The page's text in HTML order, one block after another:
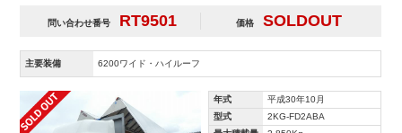
問い合わせ番号 RT9501 価格 SOLDOUT
主要装備 6200ワイド・ハイルーフ
年式
平成30年10月
型式
2KG-FD2ABA